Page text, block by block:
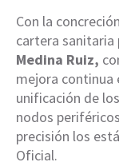
Con la
cartera
Medina Ruiz,
mejora continua
unificación de
nodos
precisión los
Oficial.